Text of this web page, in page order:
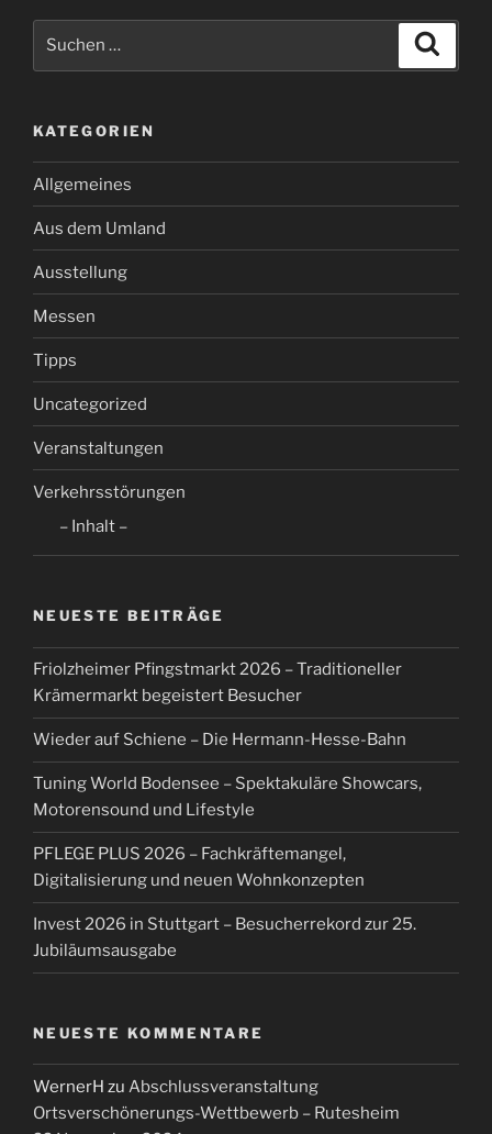
KATEGORIEN
Allgemeines
Aus dem Umland
Ausstellung
Messen
Tipps
Uncategorized
Veranstaltungen
Verkehrsstörungen
– Inhalt –
NEUESTE BEITRÄGE
Friolzheimer Pfingstmarkt 2026 – Traditioneller
Krämermarkt begeistert Besucher
Wieder auf Schiene – Die Hermann-Hesse-Bahn
Tuning World Bodensee – Spektakuläre Showcars,
Motorensound und Lifestyle
PFLEGE PLUS 2026 – Fachkräftemangel,
Digitalisierung und neuen Wohnkonzepten
Invest 2026 in Stuttgart – Besucherrekord zur 25.
Jubiläumsausgabe
NEUESTE KOMMENTARE
WernerH zu Abschlussveranstaltung
Ortsverschönerungs-Wettbewerb – Rutesheim